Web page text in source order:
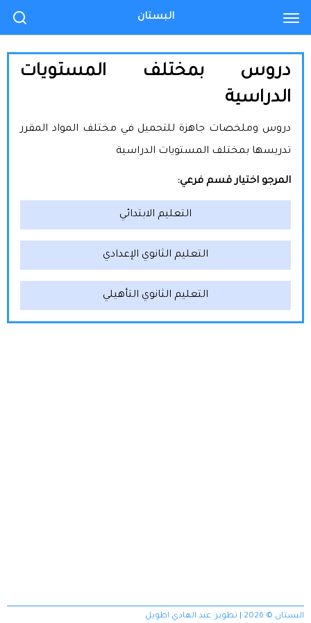
دروس بمختلف المستويات
الدراسية
دروس وملخصات جاهزة للتحميل في مختلف المواد المقرر
تدريسها بمختلف المستويات الدراسية
المرجو اختيار قسم فرعي:
التعليم الابتدائي
التعليم الثانوي الإعدادي
التعليم الثانوي التأهيلي
البستان © 2026 | تطوير: عبد الهادي اطويل
البستان